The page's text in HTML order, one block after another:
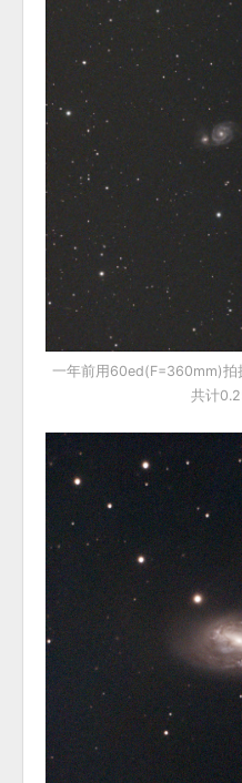
一年前用60ed(F=360mm)拍
共计